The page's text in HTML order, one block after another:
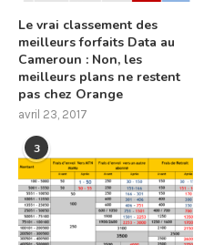
Le vrai classement des
meilleurs forfaits Data au
Cameroun : Non, les
meilleurs plans ne restent
pas chez Orange
avril 23, 2017
3